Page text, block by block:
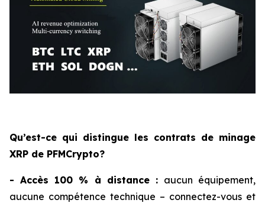
Qu’est-ce qui distingue les contrats de minage
XRP de PFMCrypto?
- Accès 100 % à distance : aucun équipement,
aucune compétence technique – connectez-vous et